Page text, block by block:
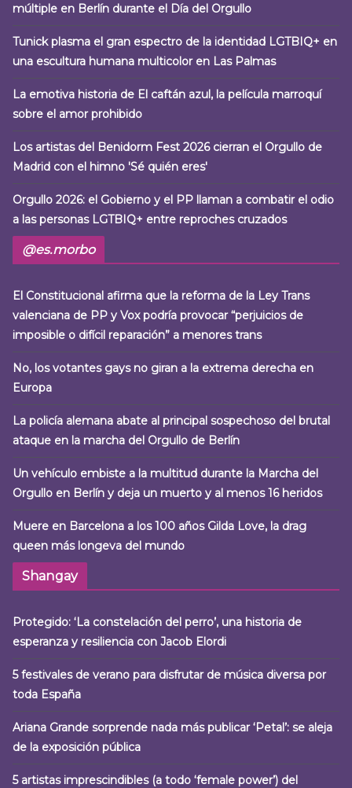
múltiple en Berlín durante el Día del Orgullo
Tunick plasma el gran espectro de la identidad LGTBIQ+ en
una escultura humana multicolor en Las Palmas
La emotiva historia de El caftán azul, la película marroquí
sobre el amor prohibido
Los artistas del Benidorm Fest 2026 cierran el Orgullo de
Madrid con el himno 'Sé quién eres'
Orgullo 2026: el Gobierno y el PP llaman a combatir el odio
a las personas LGTBIQ+ entre reproches cruzados
@es.morbo
El Constitucional afirma que la reforma de la Ley Trans
valenciana de PP y Vox podría provocar “perjuicios de
imposible o difícil reparación” a menores trans
No, los votantes gays no giran a la extrema derecha en
Europa
La policía alemana abate al principal sospechoso del brutal
ataque en la marcha del Orgullo de Berlín
Un vehículo embiste a la multitud durante la Marcha del
Orgullo en Berlín y deja un muerto y al menos 16 heridos
Muere en Barcelona a los 100 años Gilda Love, la drag
queen más longeva del mundo
Shangay
Protegido: ‘La constelación del perro’, una historia de
esperanza y resiliencia con Jacob Elordi
5 festivales de verano para disfrutar de música diversa por
toda España
Ariana Grande sorprende nada más publicar ‘Petal’: se aleja
de la exposición pública
5 artistas imprescindibles (a todo ‘female power’) del